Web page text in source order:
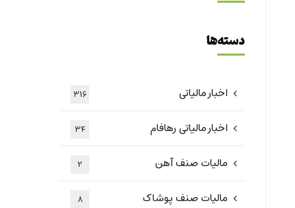
دسته‌ها
اخبار مالیاتی 316
اخبار مالیاتی رهافام 34
مالیات صنف آهن 2
مالیات صنف پوشاک 8